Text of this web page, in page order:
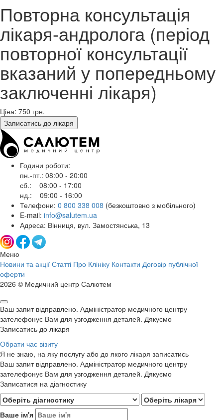
Повторна консультація
лікаря-андролога (період
повторної консультації
вказаний у попередньому
заключенні лікаря)
Ціна: 750 грн.
Записатись до лікаря
Години роботи:
пн.-пт.: 08:00 - 20:00
сб.: 08:00 - 17:00
нд.: 09:00 - 16:00
Телефони: 0 800 338 008 (безкоштовно з мобільного)
E-mail: info@salutem.ua
Адреса: Вінниця, вул. Замостянська, 13
Меню
Новини та акції Статті Про Клініку Контакти Договір публічної
оферти
2026 © Медичний центр Салютем
Ваш запит відправлено. Адміністратор медичного центру
зателефонує Вам для узгодження деталей. Дякуємо
Записатись до лікаря
Обрати час візиту
Я не знаю, на яку послугу або до якого лікаря записатись
Ваш запит відправлено. Адміністратор медичного центру
зателефонує Вам для узгодження деталей. Дякуємо
Записатися на діагностику
Ваше ім'я